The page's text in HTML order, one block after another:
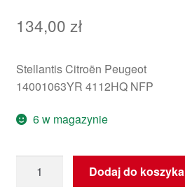
134,00 zł
Stellantis Citroën Peugeot
14001063YR 4112HQ NFP
6 w magazynie
Airbag
Dodaj do koszyka